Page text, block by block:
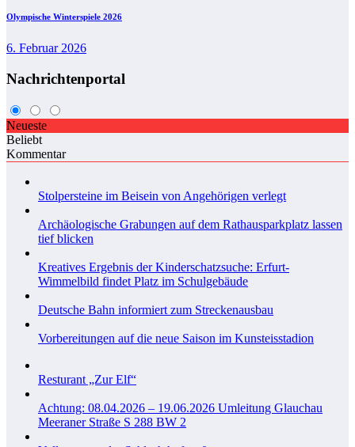
Olympische Winterspiele 2026
6. Februar 2026
Nachrichtenportal
Neueste
Beliebt
Kommentar
Stolpersteine im Beisein von Angehörigen verlegt
Archäologische Grabungen auf dem Rathausparkplatz lassen
tief blicken
Kreatives Ergebnis der Kinderschatzsuche: Erfurt-
Wimmelbild findet Platz im Schulgebäude
Deutsche Bahn informiert zum Streckenausbau
Vorbereitungen auf die neue Saison im Kunsteisstadion
Resturant „Zur Elf“
Achtung: 08.04.2026 – 19.06.2026 Umleitung Glauchau
Meeraner Straße S 288 BW 2